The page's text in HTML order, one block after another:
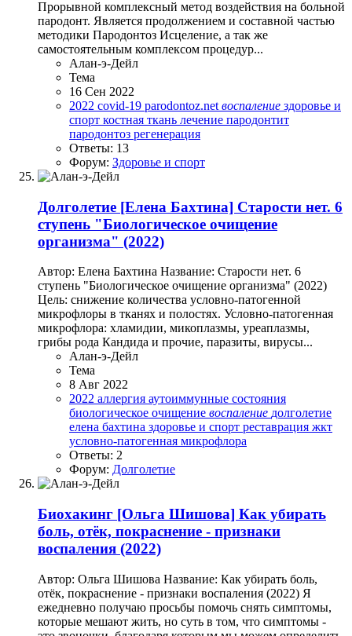
Прорывной комплексный метод воздействия на больной
пародонт. Является продолжением и составной частью
методики Пародонтоз Исцеление, а так же
самостоятельным комплексом процедур...
Алан-э-Дейл
Тема
16 Сен 2022
2022 covid-19 parodontoz.net воспаление здоровье и
спорт костная ткань лечение пародонтит
пародонтоз регенерация
Ответы: 13
Форум: Здоровье и спорт
Долголетие [Елена Бахтина] Старости нет. 6
ступень "Биологическое очищение
организма" (2022)
Автор: Елена Бахтина Название: Старости нет. 6
ступень "Биологическое очищение организма" (2022)
Цель: снижение количества условно-патогенной
микрофлоры в тканях и полостях. Условно-патогенная
микрофлора: хламидии, микоплазмы, уреаплазмы,
грибы рода Кандида и прочие, паразиты, вирусы...
Алан-э-Дейл
Тема
8 Авг 2022
2022 аллергия аутоиммунные состояния
биологическое очищение воспаление долголетие
елена бахтина здоровье и спорт реставрация жкт
условно-патогенная микрофлора
Ответы: 2
Форум: Долголетие
Биохакинг [Ольга Шишова] Как убирать
боль, отёк, покраснение - признаки
воспаления (2022)
Автор: Ольга Шишова Название: Как убирать боль,
отёк, покраснение - признаки воспаления (2022) Я
ежедневно получаю просьбы помочь снять симптомы,
которые мешают жить, но суть в том, что симптомы -